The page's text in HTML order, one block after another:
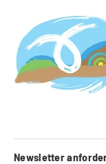
Newsletter